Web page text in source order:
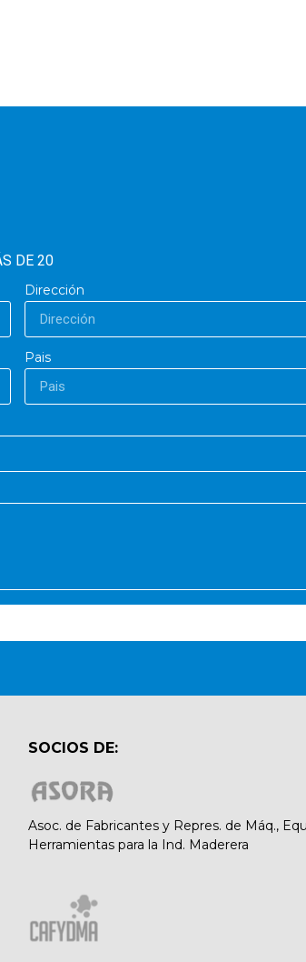
DE 20
Dirección
Pais
SOCIOS DE:
Asoc. de Fabricantes y Repres. de Máq.,
Herramientas para la Ind. Maderera